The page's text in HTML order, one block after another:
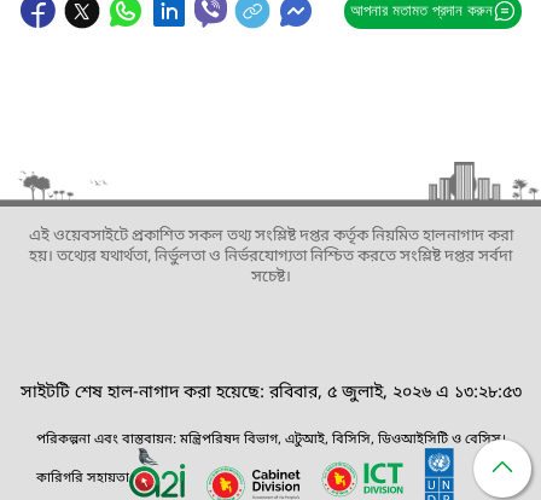
আপনার মতামত প্রদান করুন
এই ওয়েবসাইটে প্রকাশিত সকল তথ্য সংশ্লিষ্ট দপ্তর কর্তৃক নিয়মিত হালনাগাদ করা
হয়। তথ্যের যথার্থতা, নির্ভুলতা ও নির্ভরযোগ্যতা নিশ্চিত করতে সংশ্লিষ্ট দপ্তর সর্বদা
সচেষ্ট।
সাইটটি শেষ হাল-নাগাদ করা হয়েছে: রবিবার, ৫ জুলাই, ২০২৬ এ ১৩:২৮:৫৩
পরিকল্পনা এবং বাস্তবায়ন: মন্ত্রিপরিষদ বিভাগ, এটুআই, বিসিসি, ডিওআইসিটি ও বেসিস।
কারিগরি সহায়তা